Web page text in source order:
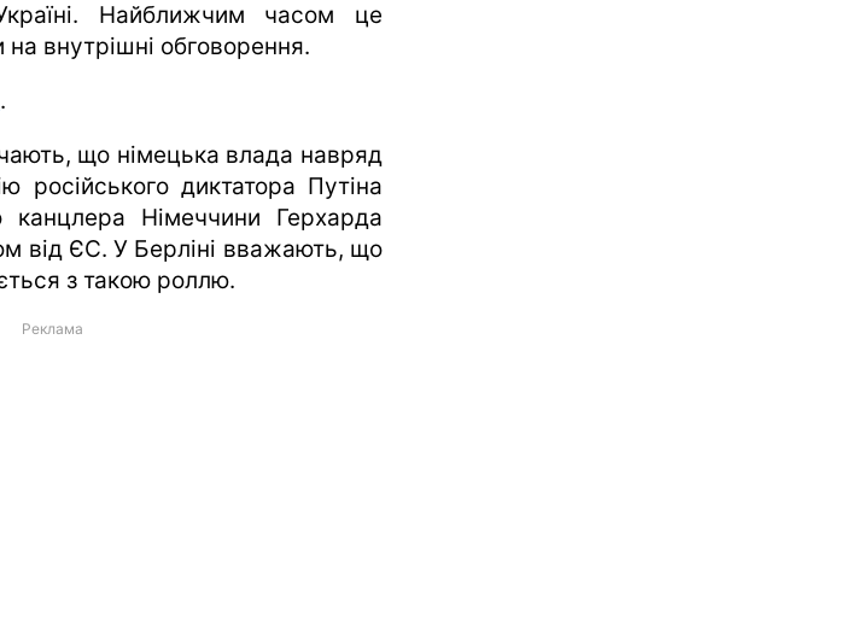
Найближчим часом це
внутрішні обговорення.
.
що німецька влада навряд
російського диктатора Путіна
канцлера Німеччини Герхарда
від ЄС. У Берліні вважають, що
з такою роллю.
Реклама